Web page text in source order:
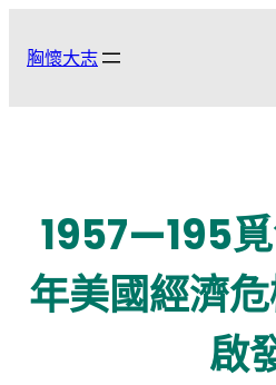
胸懷大志
1957—195
年美國經濟
啟